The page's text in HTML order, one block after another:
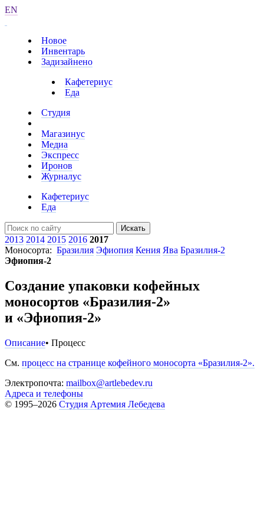
EN
Новое
Инвентарь
Задизайнено
Кафетериус
Еда
Студия
Магазинус
Медиа
Экспресс
Иронов
Журналус
Кафетериус
Еда
Искать
2013 2014 2015 2016 2017
Моносорта: Бразилия Эфиопия Кения Ява Бразилия-2
Эфиопия-2
Создание упаковки кофейных
моносортов «Бразилия-2»
и «Эфиопия-2»
Описание• Процесс
См. процесс на странице кофейного моносорта «Бразилия-2».
Электропочта: mailbox@artlebedev.ru
Адреса и телефоны
© 1995–2026 Студия Артемия Лебедева